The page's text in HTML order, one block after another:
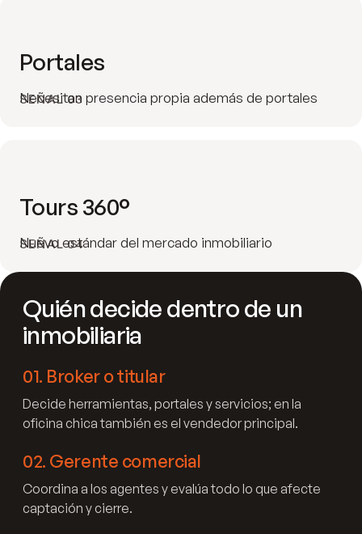
SEÑAL 03
Portales
Necesitan presencia propia además de portales
SEÑAL 04
Tours 360°
Nuevo estándar del mercado inmobiliario
Quién decide dentro de un
inmobiliaria
01. Broker o titular
Decide herramientas, portales y servicios; en la
oficina chica también es el vendedor principal.
02. Gerente comercial
Coordina a los agentes y evalúa todo lo que afecte
captación y cierre.